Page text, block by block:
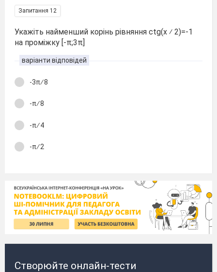
Запитання 12
Укажіть найменший корінь рівняння ctg(x ⁄ 2)=-1
на проміжку [-π;3π]
варіанти відповідей
-3π ∕ 8
-π ∕ 8
-π ∕ 4
-π ∕ 2
Створюйте онлайн-тести